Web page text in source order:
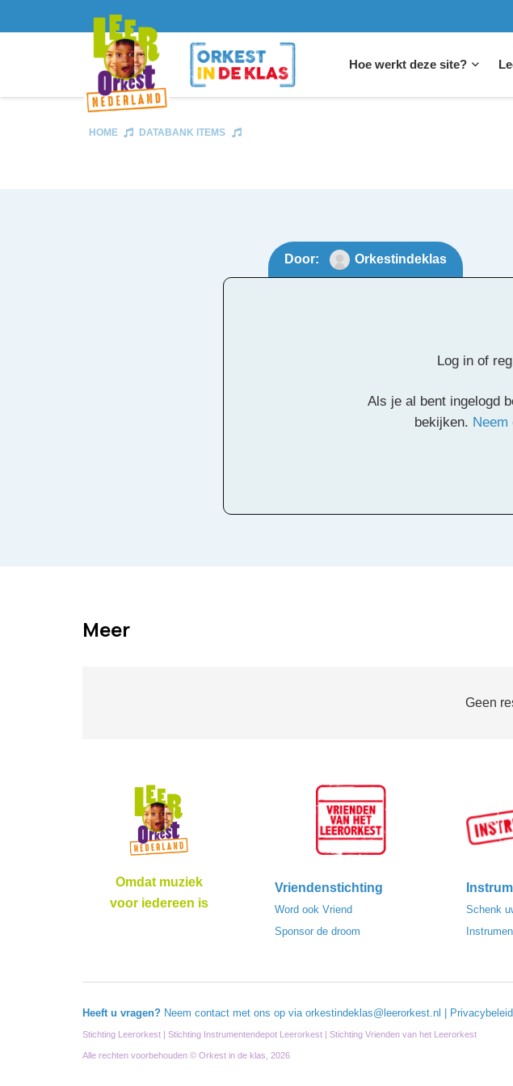
Hoe werkt deze site?
HOME DATABANK ITEMS
Door: Orkestindeklas
Log in of
Als je al bent ingelogd
bekijken.
Meer
Geen
Omdat muziek
voor iedereen is
Vriendenstichting
Word ook Vriend
Sponsor de droom
Schenk
Heeft u vragen? Neem contact met ons op via orkestindeklas@leerorkest.nl Privacybeleid
Stichting Leerorkest | Stichting Instrumentendepot Leerorkest | Stichting Vrienden van het Leerorkest
Alle rechten voorbehouden © Orkest in de klas, 2026